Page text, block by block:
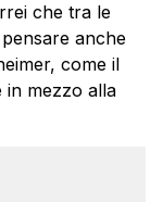
che tra le
anche
come il
in mezzo alla